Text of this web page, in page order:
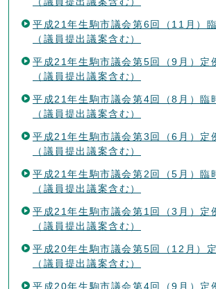
平成21年生駒市議会第6回（11月）
（議員提出議案含む）
平成21年生駒市議会第5回（9月）定
（議員提出議案含む）
平成21年生駒市議会第4回（8月）臨
（議員提出議案含む）
平成21年生駒市議会第3回（6月）定
（議員提出議案含む）
平成21年生駒市議会第2回（5月）臨
（議員提出議案含む）
平成21年生駒市議会第1回（3月）定
（議員提出議案含む）
平成20年生駒市議会第5回（12月）
（議員提出議案含む）
平成20年生駒市議会第4回（9月）定